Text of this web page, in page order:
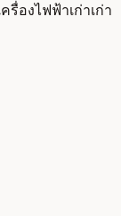
รื่องไฟฟ้าเก่าเก่า